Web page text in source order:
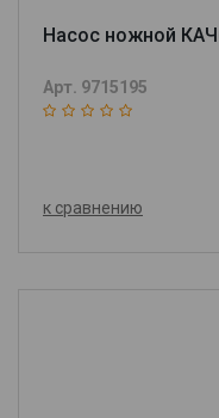
Насос ножной
Арт. 9715195
к сравнению